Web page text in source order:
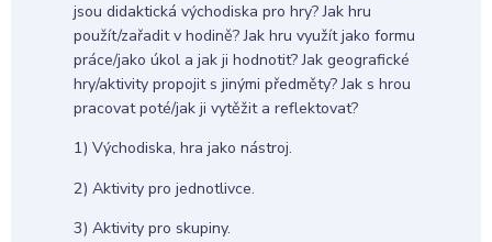
jsou didaktická východiska pro hry? Jak hru
použít/zařadit v hodině? Jak hru využít jako formu
práce/jako úkol a jak ji hodnotit? Jak geografické
hry/aktivity propojit s jinými předměty? Jak s hrou
pracovat poté/jak ji vytěžit a reflektovat?
1) Východiska, hra jako nástroj.
2) Aktivity pro jednotlivce.
3) Aktivity pro skupiny.